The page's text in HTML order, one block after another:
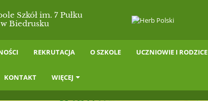
Szkół im. 7 Pułku
Biedrusku
REKRUTACJA O SZKOLE UCZNIOWIE I RODZICE
KONTAKT WIĘCEJ